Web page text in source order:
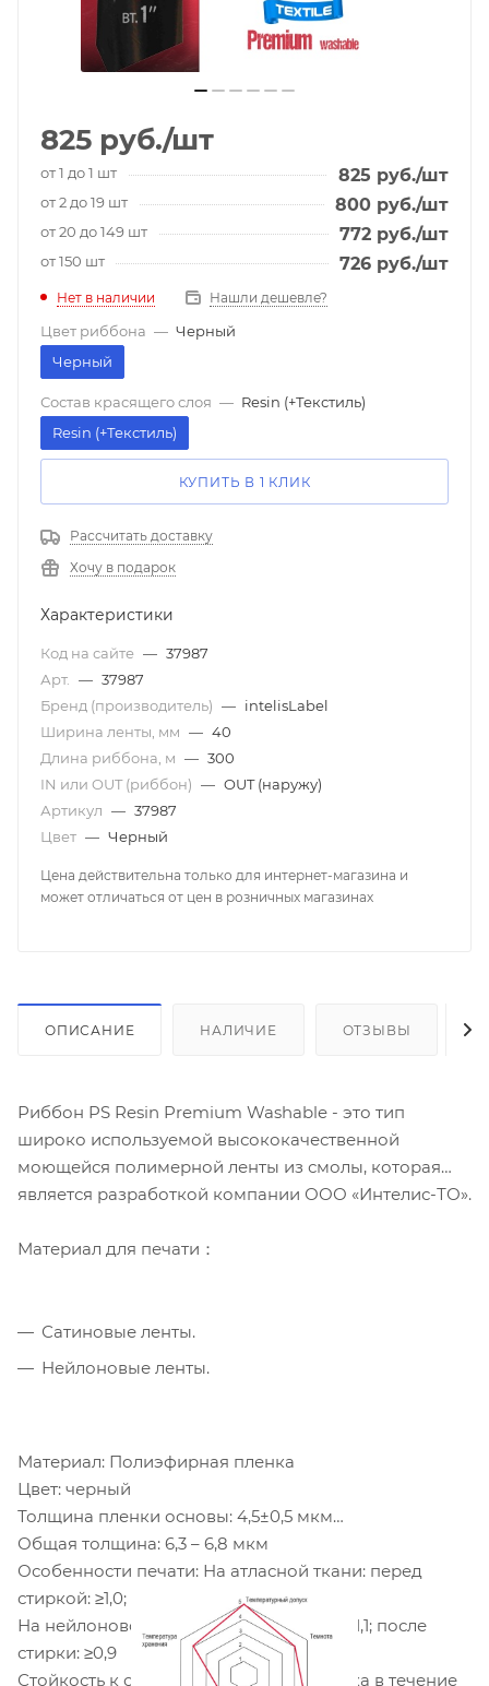
825 руб./шт
от 1 до 1 шт 825 руб./шт
от 2 до 19 шт 800 руб./шт
от 20 до 149 шт 772 руб./шт
от 150 шт 726 руб./шт
Нет в наличии Нашли дешевле?
Цвет риббона — Черный
Черный
Состав красящего слоя — Resin (+Текстиль)
Resin (+Текстиль)
КУПИТЬ В 1 КЛИК
Рассчитать доставку
Хочу в подарок
Характеристики
Код на сайте — 37987
Арт.
— 37987
Бренд (производитель) — intelisLabel
Ширина ленты, мм — 40
Длина риббона, м — 300
IN или OUT (риббон) — OUT (наружу)
Артикул — 37987
Цвет — Черный
Цена действительна только для интернет-магазина и
может отличаться от цен в розничных магазинах
ОПИСАНИЕ НАЛИЧИЕ ОТЗЫВЫ
Риббон PS Resin Premium Washable - это тип
широко используемой высококачественной
моющейся полимерной ленты из смолы, которая
является разработкой компании ООО «Интелис-ТО».
Материал для печати：
Сатиновые ленты.
Нейлоновые ленты.
Материал: Полиэфирная пленка
Цвет: черный
Толщина пленки основы: 4,5±0,5 мкм
Общая толщина: 6,3 – 6,8 мкм
Особенности печати: На атласной ткани: перед
стиркой: ≥1,0; после стирки: ≥0,5
На нейлоновой ткани: перед стиркой: ≥1,1; после
стирки: ≥0,9
Стойкость к стирке: Непрерывная стирка в течение